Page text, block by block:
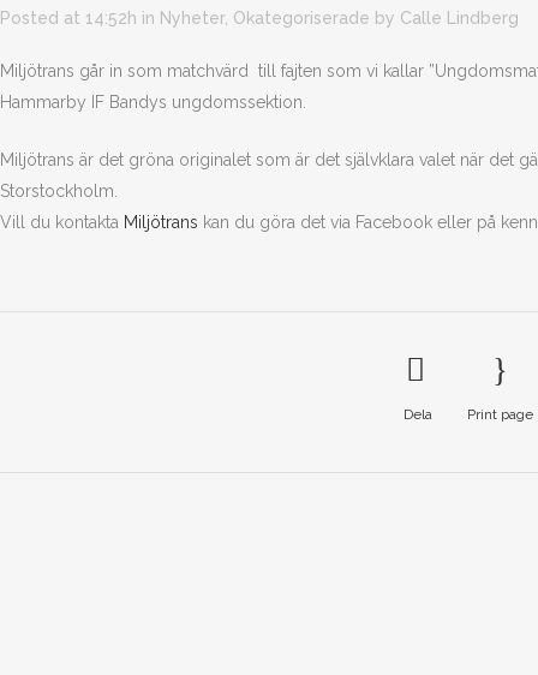
Posted at 14:52h in Nyheter, Okategoriserade by Calle Lindberg
Miljötrans går in som matchvärd till fajten som vi kallar
Hammarby IF Bandys ungdomssektion.
Miljötrans är det gröna originalet som är det självklara valet när det
Storstockholm.
Vill du kontakta Miljötrans kan du göra det via Facebook eller på
Dela Print page